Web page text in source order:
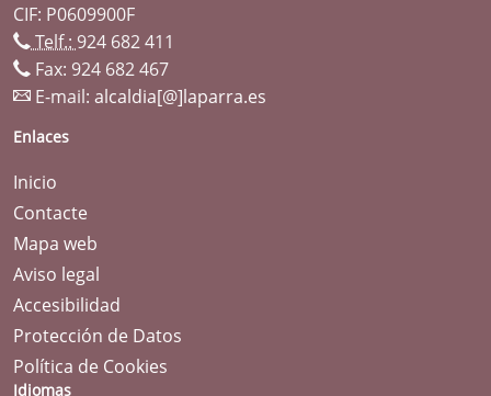
CIF: P0609900F
Telf.: 924 682 411
Fax: 924 682 467
E-mail: alcaldia[@]laparra.es
Enlaces
Inicio
Contacte
Mapa web
Aviso legal
Accesibilidad
Protección de Datos
Política de Cookies
Idiomas